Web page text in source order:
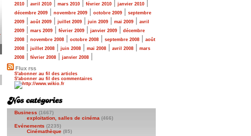
2010
avril 2010 mars 2010 février 2010 janvier 2010
décembre 2009 novembre 2009 octobre 2009
septembre
2009
août 2009 juillet 2009 juin 2009 mai 2009
avril
2009
mars 2009 février 2009 janvier 2009
décembre
2008
novembre 2008 octobre 2008 septembre 2008
août
2008
juillet 2008 juin 2008 mai 2008 avril 2008
mars
2008
février 2008 janvier 2008
Flux rss
S'abonner au fil des articles
S'abonner au fil des commentaires
Business (1667)
exploitation, salles de cinéma (466)
Evénements (2235)
Cinémathèque (85)